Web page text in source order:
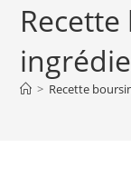
> Recette